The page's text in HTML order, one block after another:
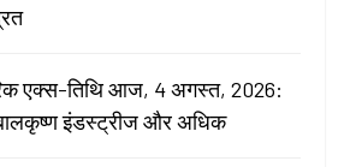
एक्स-तिथि आज, 4 अगस्त, 2026:
इंडस्ट्रीज और अधिक